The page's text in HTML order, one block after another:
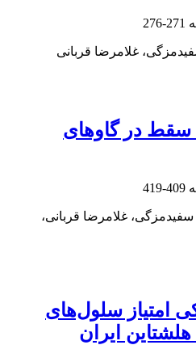
271-276
غلامرضا قربانی
سقط در گاوهای
409-419
غلامرضا قربانی،
امتیاز سلول‌های
ایران